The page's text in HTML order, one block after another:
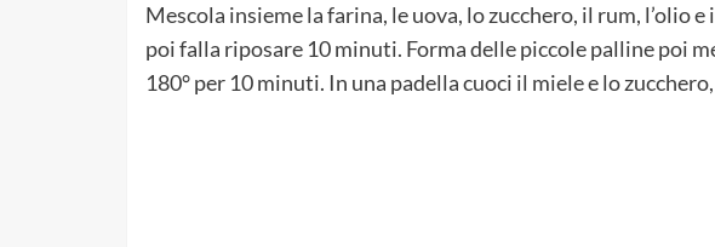
Mescola insieme la farina, le uova, lo zucchero, il rum, l’olio
poi falla riposare 10 minuti. Forma delle piccole palline poi
180° per 10 minuti. In una padella cuoci il miele e lo